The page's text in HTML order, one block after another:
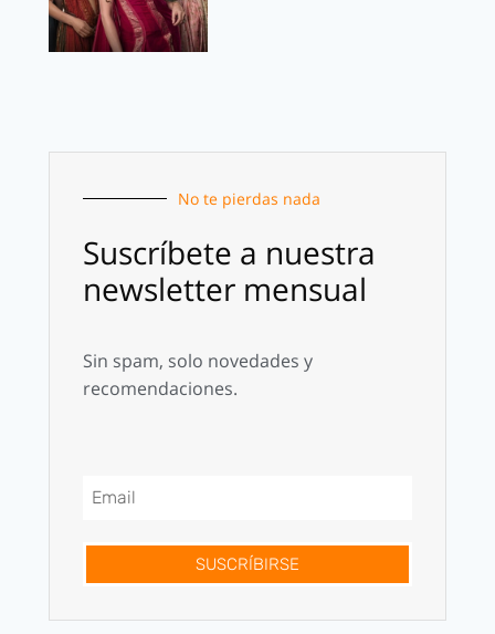
No te pierdas nada
Suscríbete a nuestra
newsletter mensual
Sin spam, solo novedades y
recomendaciones.
SUSCRÍBIRSE